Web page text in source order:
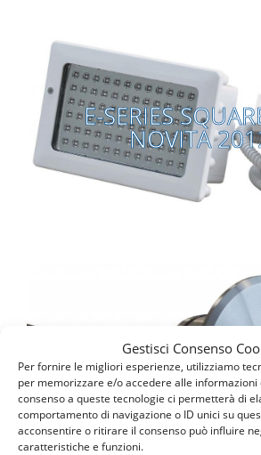
Gestisci Consenso
Per fornire le migliori esperienze, utilizziamo
per memorizzare e/o accedere alle informazioni
consenso a queste tecnologie ci permetterà di
comportamento di navigazione o ID unici su
acconsentire o ritirare il consenso può influire
caratteristiche e funzioni.
E-SERIES
NOVITA
E-SERIES
NOVITA
Vai alla pagina
LED INOX e LED
LED INOX e LED
Vai alla pagina